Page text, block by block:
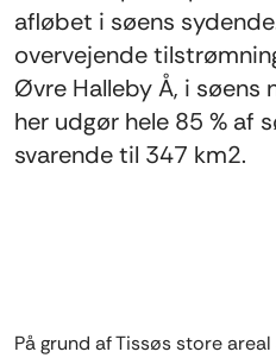
afløbet i søens
overvejende
Øvre Halleby Å, i søens
her udgør hele 85 % af
svarende til 347 km2.
På grund af Tissøs store